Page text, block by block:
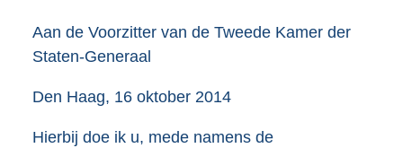
Aan de Voorzitter van de Tweede Kamer der
Staten-Generaal
Den Haag, 16 oktober 2014
Hierbij doe ik u, mede namens de